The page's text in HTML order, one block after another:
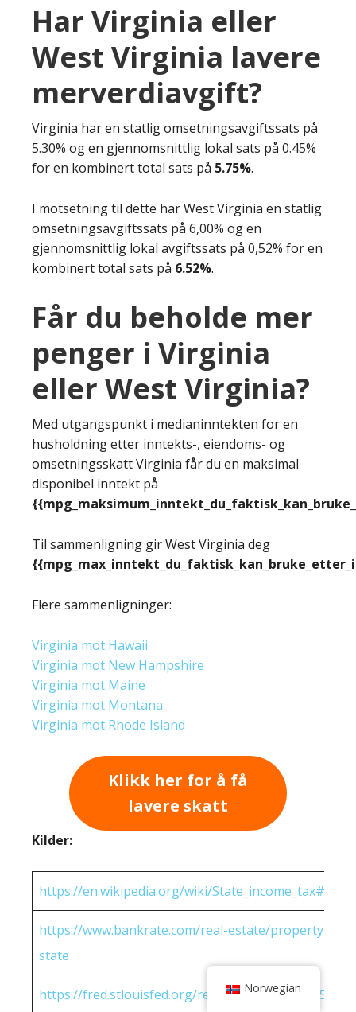
Har Virginia eller
West Virginia lavere
merverdiavgift?
Virginia har en statlig omsetningsavgiftssats på
5.30% og en gjennomsnittlig lokal sats på 0.45%
for en kombinert total sats på 5.75%.
I motsetning til dette har West Virginia en statlig
omsetningsavgiftssats på 6,00% og en
gjennomsnittlig lokal avgiftssats på 0,52% for en
kombinert total sats på 6.52%.
Får du beholde mer
penger i Virginia
eller West Virginia?
Med utgangspunkt i medianinntekten for en
husholdning etter inntekts-, eiendoms- og
omsetningsskatt Virginia får du en maksimal
disponibel inntekt på
Til sammenligning gir West Virginia deg
Flere sammenligninger:
Virginia mot Hawaii
Virginia mot New Hampshire
Virginia mot Maine
Virginia mot Montana
Virginia mot Rhode Island
Klikk her for å få
lavere skatt
Kilder:
https://en.wikipedia.org/wiki/
https://www.bankrate.com/real-estate/property-
state
https://fred.stlouisfed.org/release/ Norwegian